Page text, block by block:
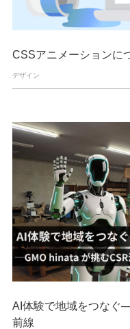
CSSアニメーションに
デザイン
AI体験で地域をつなぐ
前線